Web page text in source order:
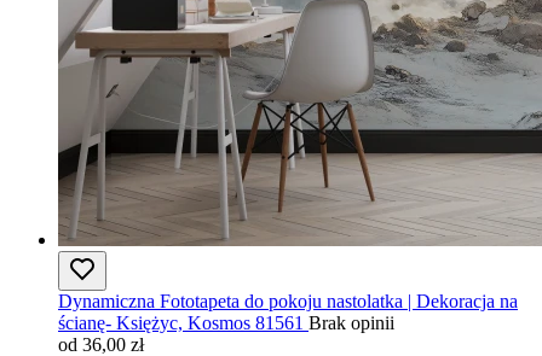
Dynamiczna Fototapeta do pokoju nastolatka | Dekoracja na
ścianę- Księżyc, Kosmos 81561 Brak opinii
od 36,00 zł